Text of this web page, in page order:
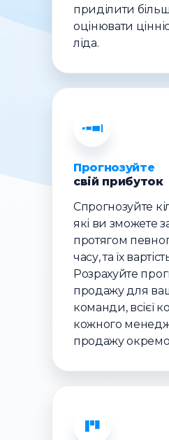
приділити
оцінювати
ліда.
Прогнозуйте
свій прибуток
Спрогнозуйте
які ви зможете
протягом
часу, та їх
Розрахуйте
продажу для
команди, всієї
кожного
продажу